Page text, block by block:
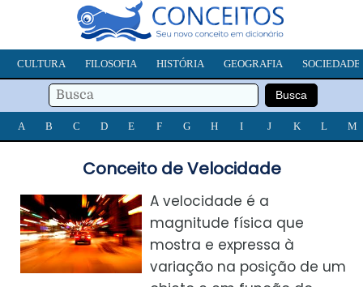
CULTURA FILOSOFIA HISTÓRIA GEOGRAFIA SOCIEDADE
A B C D E F G H I J K L M
Conceito de Velocidade
A velocidade é a
magnitude física que
mostra e expressa à
variação na posição de um